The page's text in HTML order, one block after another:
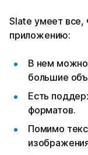
Slate умеет
приложению:
В нем можно
большие
Есть
форматов.
Помимо